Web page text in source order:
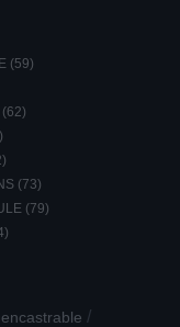
(59)
(73)
(79)
/